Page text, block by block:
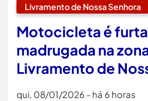
Livramento de Nossa Senhora
Motocicleta é
madrugada na
Livramento de
qui, 08/01/2026 - há 6 horas